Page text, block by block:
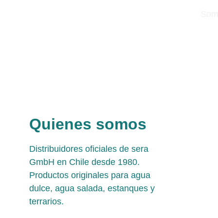
Quienes somos
Distribuidores oficiales de sera
GmbH en Chile desde 1980.
Productos originales para agua
dulce, agua salada, estanques y
terrarios.